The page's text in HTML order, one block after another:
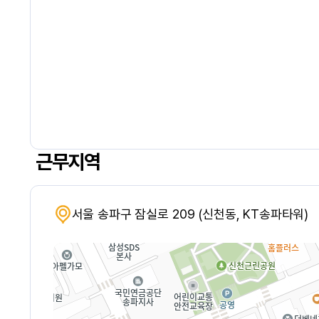
근무지역
서울 송파구 잠실로 209 (신천동, KT송파타워)